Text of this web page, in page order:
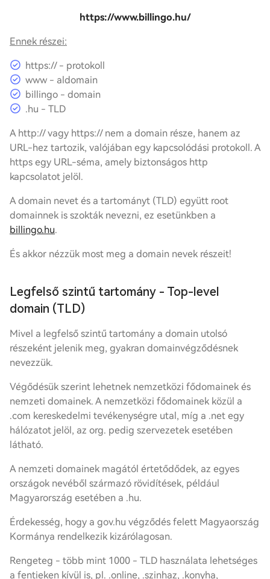
https://www.billingo.hu/
Ennek részei:
https:// - protokoll
www - aldomain
billingo - domain
.hu - TLD
A http:// vagy https:// nem a domain része, hanem az
URL-hez tartozik, valójában egy kapcsolódási protokoll. A
https egy URL-séma, amely biztonságos http
kapcsolatot jelöl.
A domain nevet és a tartományt (TLD) együtt root
domainnek is szokták nevezni, ez esetünkben a
billingo.hu.
És akkor nézzük most meg a domain nevek részeit!
Legfelső szintű tartomány - Top-level
domain (TLD)
Mivel a legfelső szintű tartomány a domain utolsó
részeként jelenik meg, gyakran domainvégződésnek
nevezzük.
Végődésük szerint lehetnek nemzetközi fődomainek és
nemzeti domainek. A nemzetközi fődomainek közül a
.com kereskedelmi tevékenységre utal, míg a .net egy
hálózatot jelöl, az org. pedig szervezetek esetében
látható.
A nemzeti domainek magától értetődődek, az egyes
országok nevéből származó rövidítések, például
Magyarország esetében a .hu.
Érdekesség, hogy a gov.hu végződés felett Magyaország
Kormánya rendelkezik kizárólagosan.
Rengeteg - több mint 1000 - TLD használata lehetséges
a fentieken kívül is, pl. .online, .szinhaz, .konyha,